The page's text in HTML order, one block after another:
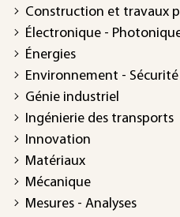
Construction et travaux
Électronique -
Énergies
Environnement - Sécurité
Génie industriel
Ingénierie des transports
Innovation
Matériaux
Mécanique
Mesures - Analyses